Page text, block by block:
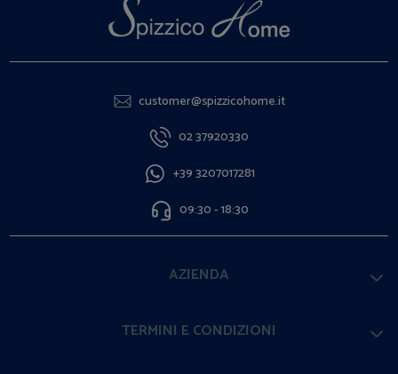
customer@spizzicohome.it
02 37920330
+39 3207017281
09:30 - 18:30
AZIENDA
TERMINI E CONDIZIONI